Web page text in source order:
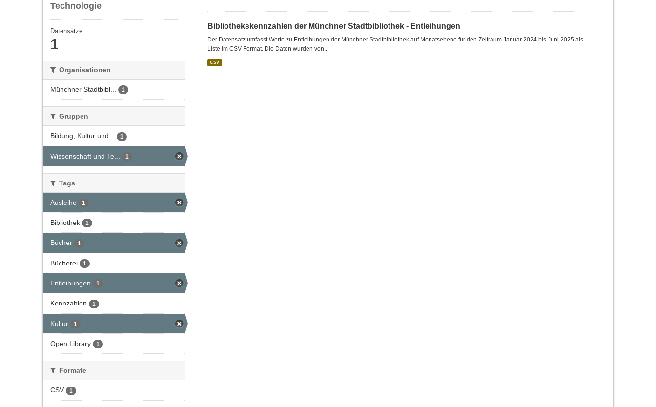
Technologie
Datensätze
1
Organisationen
Münchner Stadtbibl... 1
Gruppen
Bildung, Kultur und... 1
Wissenschaft und Te... 1
Tags
Ausleihe 1
Bibliothek 1
Bücher 1
Bücherei 1
Entleihungen 1
Kennzahlen 1
Kultur 1
Open Library 1
Formate
CSV 1
Bibliothekskennzahlen der Münchner Stadtbibliothek - Entleihungen
Der Datensatz umfasst Werte zu Entleihungen der Münchner Stadtbibliothek auf Monatsebene für den Zeitraum Januar 2024 bis Juni 2025 als
Liste im CSV-Format. Die Daten wurden von...
CSV